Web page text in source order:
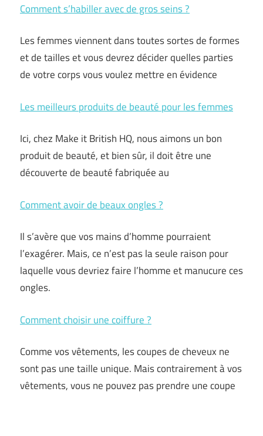
Comment s’habiller avec de gros seins ?
Les femmes viennent dans toutes sortes de formes
et de tailles et vous devrez décider quelles parties
de votre corps vous voulez mettre en évidence
Les meilleurs produits de beauté pour les femmes
Ici, chez Make it British HQ, nous aimons un bon
produit de beauté, et bien sûr, il doit être une
découverte de beauté fabriquée au
Comment avoir de beaux ongles ?
Il s’avère que vos mains d’homme pourraient
l’exagérer. Mais, ce n’est pas la seule raison pour
laquelle vous devriez faire l’homme et manucure ces
ongles.
Comment choisir une coiffure ?
Comme vos vêtements, les coupes de cheveux ne
sont pas une taille unique. Mais contrairement à vos
vêtements, vous ne pouvez pas prendre une coupe